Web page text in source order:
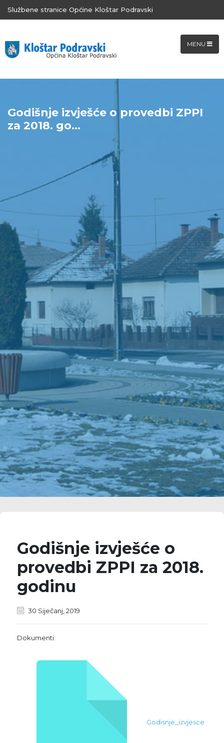
Službene stranice Općine Kloštar Podravski
MENU
Godišnje izvješće o provedbi ZPPI
za 2018. go...
Godišnje izvješće o
provedbi ZPPI za 2018.
godinu
30 Siječanj, 2019
Dokumenti:
Godisnje_izvjesce